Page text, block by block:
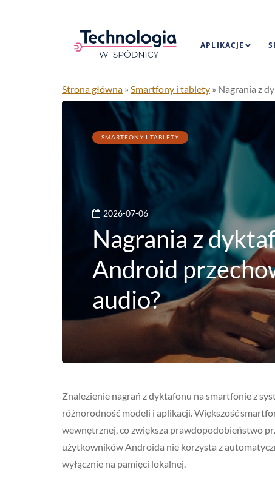
APLIKACJE
Strona główna » Smartfony i tablety » Nagrania z
SMARTFONY I TABLETY
2026-07-06
Nagrania z
Android
audio?
Znalezienie nagrań z dyktafonu na smartfonie z
różnorodność modeli i aplikacji. Większość
wewnętrznej, co zwiększa prawdopodobieństwo
użytkowników Androida nie korzysta z
wyłącznie na pamięci lokalnej.